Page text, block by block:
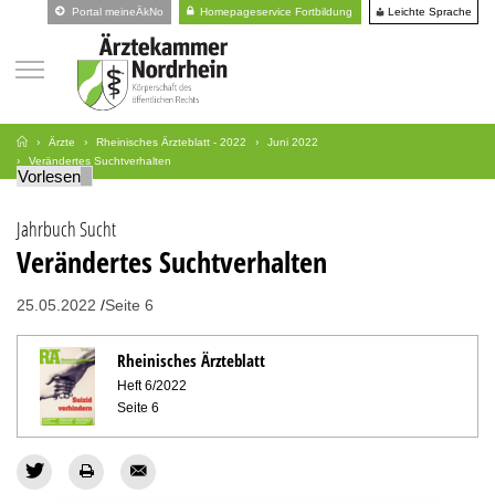
Portal meineÄkNo Homepageservice Fortbildung Leichte Sprache
Ärzte Rheinisches Ärzteblatt - 2022
Juni 2022
Verändertes Suchtverhalten
Vorlesen
Jahrbuch Sucht
Verändertes Suchtverhalten
25.05.2022 Seite 6
Rheinisches Ärzteblatt
Heft 6/2022
Seite 6